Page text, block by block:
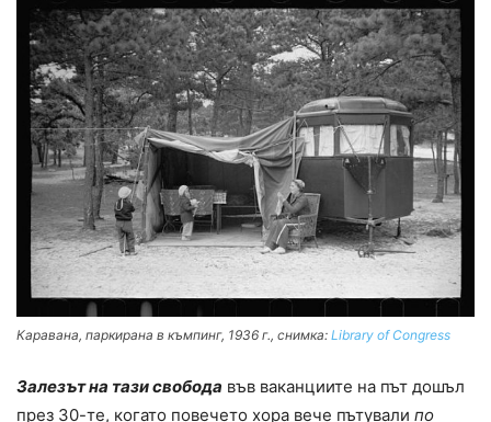
Каравана, паркирана в къмпинг, 1936 г., снимка: Library of Congress
Залезът на тази свобода във ваканциите на път дошъл
през 30-те, когато повечето хора вече пътували по